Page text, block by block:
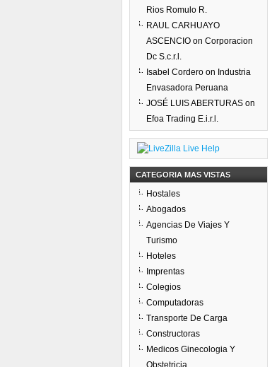
Rios Romulo R.
RAUL CARHUAYO
ASCENCIO on Corporacion
Dc S.c.r.l.
Isabel Cordero on Industria
Envasadora Peruana
JOSÉ LUIS ABERTURAS on
Efoa Trading E.i.r.l.
CATEGORIA MAS VISTAS
Hostales
Abogados
Agencias De Viajes Y
Turismo
Hoteles
Imprentas
Colegios
Computadoras
Transporte De Carga
Constructoras
Medicos Ginecologia Y
Obstetricia